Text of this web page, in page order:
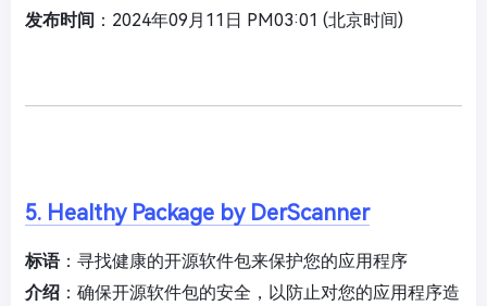
发布时间 ：2024年09月11日 PM03:01 (北京时间)
5. Healthy Package by DerScanner
标语：寻找健康的开源软件包来保护您的应用程序
介绍 ：确保开源软件包的安全，以防止对您的应用程序造